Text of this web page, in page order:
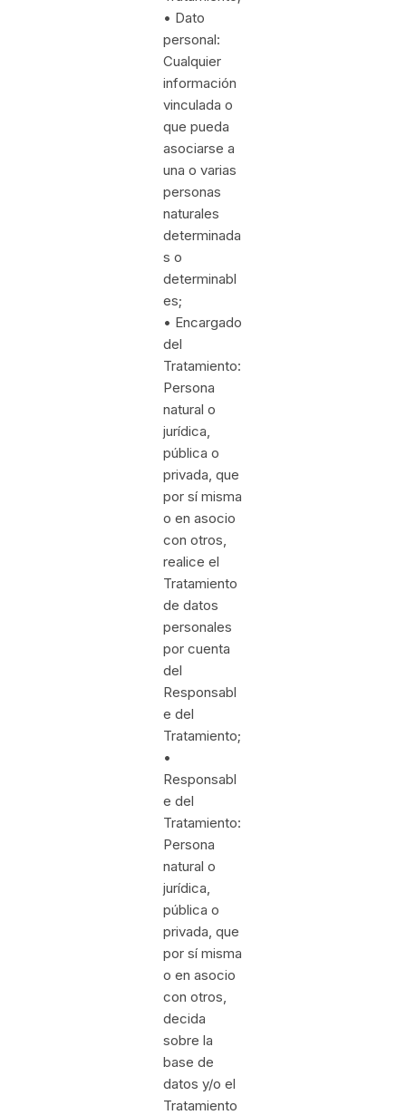
• Dato
personal:
Cualquier
información
vinculada o
que pueda
asociarse a
una o varias
personas
naturales
determinada
s o
determinabl
es;
• Encargado
del
Tratamiento:
Persona
natural o
jurídica,
pública o
privada, que
por sí misma
o en asocio
con otros,
realice el
Tratamiento
de datos
personales
por cuenta
del
Responsabl
e del
Tratamiento;
•
Responsabl
e del
Tratamiento:
Persona
natural o
jurídica,
pública o
privada, que
por sí misma
o en asocio
con otros,
decida
sobre la
base de
datos y/o el
Tratamiento